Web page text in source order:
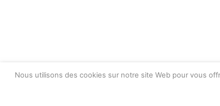
Nous utilisons des cookies sur notre site Web pour vous